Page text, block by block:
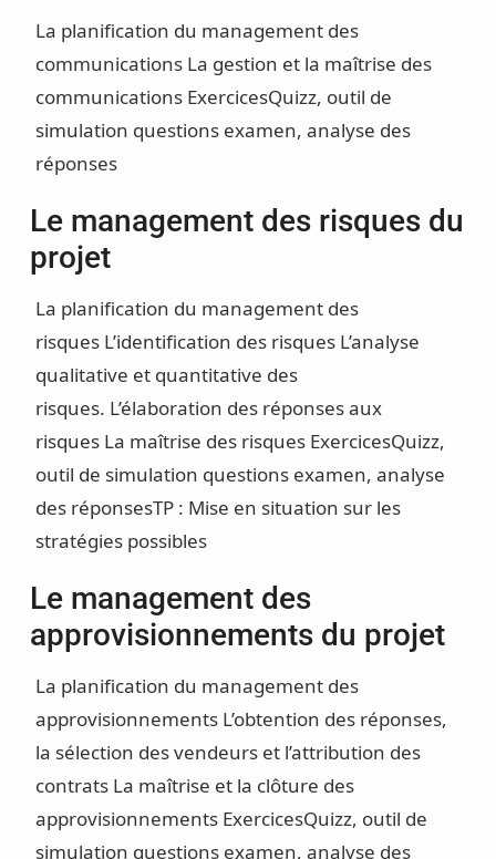
La planification du management des
communications La gestion et la maîtrise des
communications ExercicesQuizz, outil de
simulation questions examen, analyse des
réponses
Le management des risques du
projet
La planification du management des
risques L’identification des risques L’analyse
qualitative et quantitative des
risques. L’élaboration des réponses aux
risques La maîtrise des risques ExercicesQuizz,
outil de simulation questions examen, analyse
des réponsesTP : Mise en situation sur les
stratégies possibles
Le management des
approvisionnements du projet
La planification du management des
approvisionnements L’obtention des réponses,
la sélection des vendeurs et l’attribution des
contrats La maîtrise et la clôture des
approvisionnements ExercicesQuizz, outil de
simulation questions examen, analyse des